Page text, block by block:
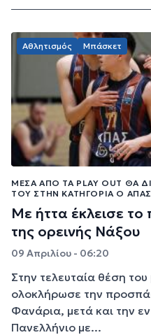
Αθλητισμός Μπάσκετ
ΜΈΣΑ ΑΠΌ ΤΑ PLAY OUT ΘΑ
ΤΟΥ ΣΤΗΝ ΚΑΤΗΓΟΡΊΑ Ο ΑΠΑΣ
Με ήττα έκλεισε
της ορεινής Νάξου
09 Απριλίου - 06:20
Στην τελευταία θέση
ολοκλήρωσε την
Φανάρια, μετά και την
Πανελλήνιο με...